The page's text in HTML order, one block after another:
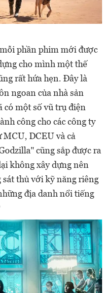
phần phim mới được
cho mình một thế
rất hứa hẹn. Đây là
ngoan của nhà sản
có một số vũ trụ điện
công cho các công ty
MCU, DCEU và cả
cũng sắp được ra
không xây dựng nên
thủ với kỹ năng riêng
địa danh nổi tiếng